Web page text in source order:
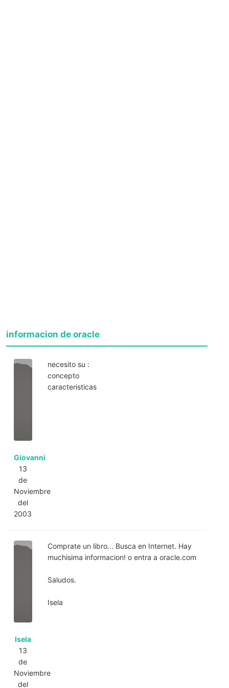
informacion de oracle
Giovanni
13
de
Noviembre
del
2003
necesito su :
concepto
caracteristicas
Isela
13
de
Noviembre
del
Comprate un libro... Busca en Internet. Hay
muchisima informacion! o entra a oracle.com
Saludos.
Isela